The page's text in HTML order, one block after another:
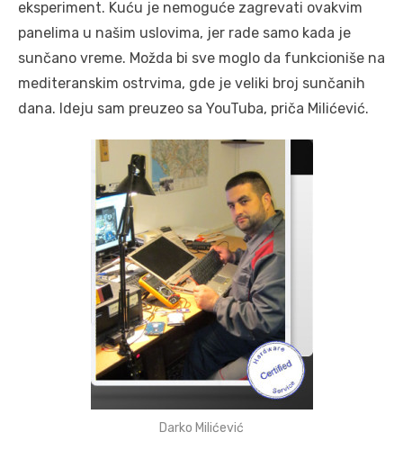
eksperiment. Kuću je nemoguće zagrevati ovakvim
panelima u našim uslovima, jer rade samo kada je
sunčano vreme. Možda bi sve moglo da funkcioniše na
mediteranskim ostrvima, gde je veliki broj sunčanih
dana. Ideju sam preuzeo sa YouTuba, priča Milićević.
Darko Milićević